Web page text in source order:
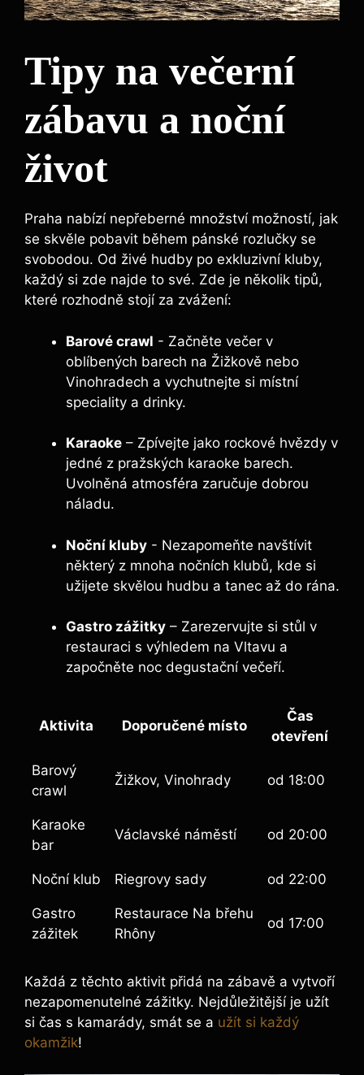
Tipy na večerní
zábavu a noční
život
Praha nabízí nepřeberné množství možností, jak
se skvěle pobavit během pánské rozlučky ⁢se
svobodou. Od živé hudby po exkluzivní kluby,
každý si zde najde to své. Zde je několik tipů,
které rozhodně stojí za zvážení:
Barové crawl -‌ Začněte večer v
oblíbených​ barech ⁤na Žižkově‍ nebo
Vinohradech a vychutnejte si místní
speciality a drinky.
Karaoke – Zpívejte jako rockové ‍hvězdy v
jedné z pražských karaoke barech.
Uvolněná ⁢atmosféra ⁣zaručuje dobrou
náladu.
Noční kluby -‍ Nezapomeňte navštívit
některý z mnoha​ nočních klubů, kde si
užijete skvělou hudbu ⁤a tanec až do rána.
Gastro zážitky – Zarezervujte si stůl v
restauraci s ​výhledem na Vltavu a
započněte ‌noc degustační večeří.
Aktivita Doporučené místo
Čas
otevření
Barový ​
crawl
Žižkov, Vinohrady od 18:00
Karaoke⁢
bar
Václavské náměstí od 20:00
Noční klub Riegrovy sady od 22:00
Gastro
⁤zážitek
Restaurace Na břehu
Rhôny
od 17:00
Každá z těchto aktivit přidá na zábavě‍ a vytvoří
nezapomenutelné zážitky. ‌Nejdůležitější je užít
si čas s kamarády, smát se a užít si každý
okamžik!